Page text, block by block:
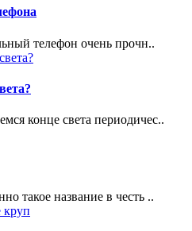
телефон очень прочн..
конце света периодичес..
такое название в честь ..